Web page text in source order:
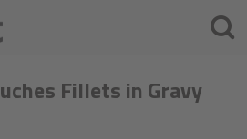
Fillets in Gravy